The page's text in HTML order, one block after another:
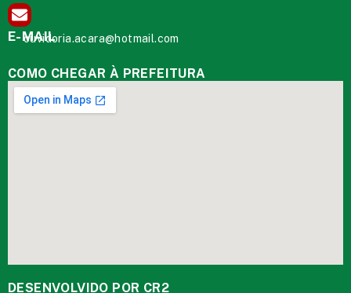
E-MAIL
ouvidoria.acara@hotmail.com
COMO CHEGAR À PREFEITURA
DESENVOLVIDO POR CR2